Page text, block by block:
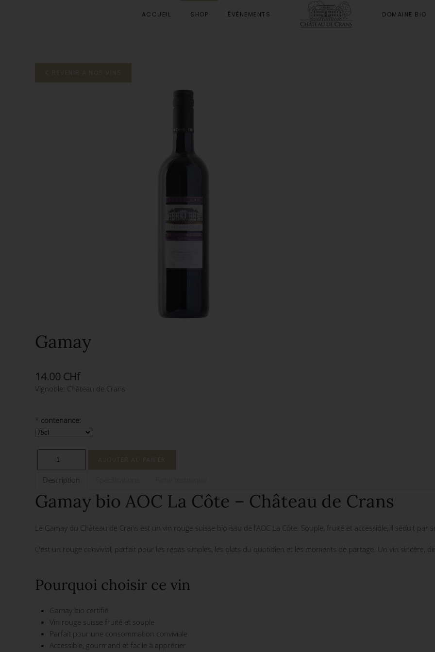
ACCUEIL SHOP ÉVÈNEMENTS DOMAINE BIO
Gamay
14.00 CHf
Vignoble: Château de Crans
* contenance:
Description
Gamay bio AOC La Côte – Château de Crans
Le Gamay du Château de Crans est un vin rouge suisse bio issu de l’AOC La Côte. Souple, fruité et accessible, il séduit
C’est un rouge convivial, parfait pour les repas simples, les plats du quotidien et les moments de partage. Un vin sincère,
Pourquoi choisir ce vin
Gamay bio certifié
Vin rouge suisse fruité et souple
Parfait pour une consommation conviviale
Accessible, gourmand et facile à apprécier